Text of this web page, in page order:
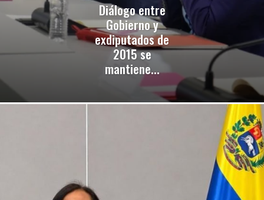
Diálogo entre
Gobierno y
exdiputados de
2015 se
mantiene...